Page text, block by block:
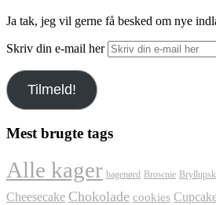
Ja tak, jeg vil gerne få besked om nye
Skriv din e-mail her
Tilmeld!
Mest brugte tags
Alle kager bagenørd Brownie
Cheesecake Chokolade cookies